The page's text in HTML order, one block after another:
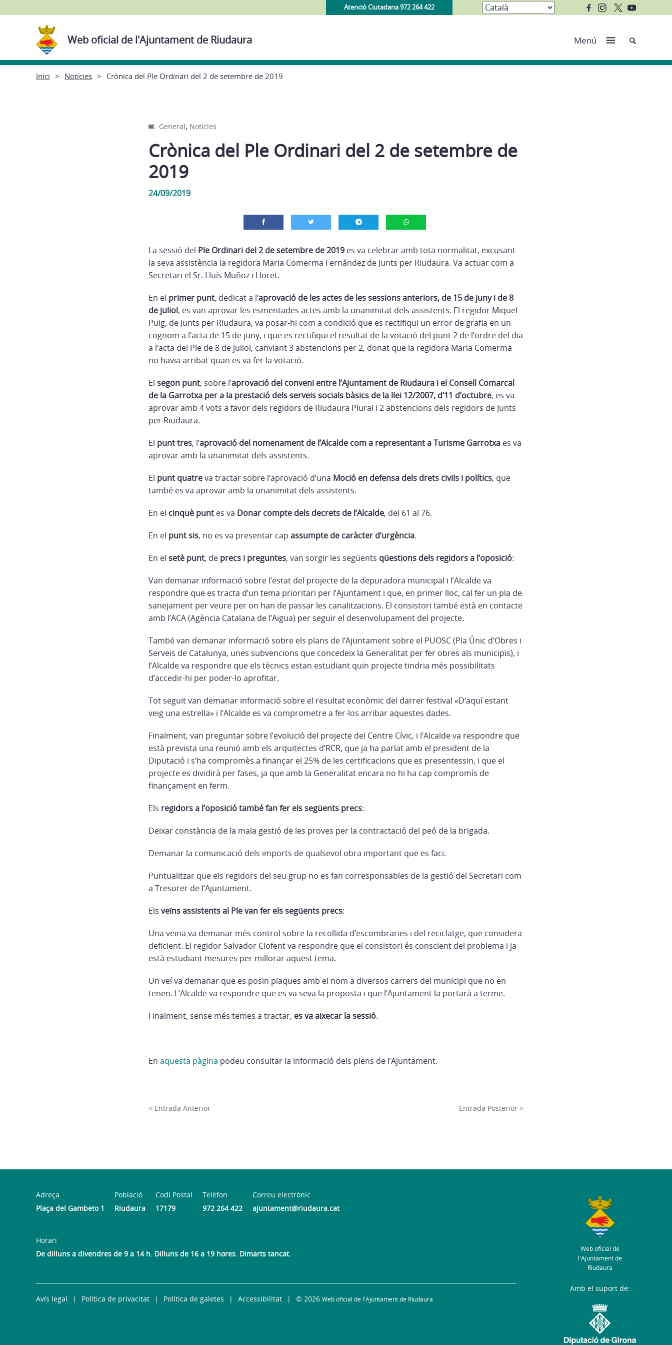
Atenció Ciutadana 972 264 422
Web oficial de l'Ajuntament de Riudaura Menú Cerca
Inici Notícies Crònica del Ple Ordinari del 2 de setembre de 2019
General, Notícies
Crònica del Ple Ordinari del 2 de setembre de
2019
24/09/2019
La sessió del Ple Ordinari del 2 de setembre de 2019 es va celebrar amb tota normalitat, excusant
la seva assistència la regidora Maria Comerma Fernández de Junts per Riudaura. Va actuar com a
Secretari el Sr. Lluís Muñoz i Lloret.
En el primer punt, dedicat a l’aprovació de les actes de les sessions anteriors, de 15 de juny i de 8
de juliol, es van aprovar les esmentades actes amb la unanimitat dels assistents. El regidor Miquel
Puig, de Junts per Riudaura, va posar-hi com a condició que es rectifiqui un error de grafia en un
cognom a l’acta de 15 de juny, i que es rectifiqui el resultat de la votació del punt 2 de l’ordre del dia
a l’acta del Ple de 8 de juliol, canviant 3 abstencions per 2, donat que la regidora Maria Comerma
no havia arribat quan es va fer la votació.
El segon punt, sobre l’aprovació del conveni entre l’Ajuntament de Riudaura i el Consell Comarcal
de la Garrotxa per a la prestació dels serveis socials bàsics de la llei 12/2007, d’11 d’octubre, es va
aprovar amb 4 vots a favor dels regidors de Riudaura Plural i 2 abstencions dels regidors de Junts
per Riudaura.
El punt tres, l’aprovació del nomenament de l’Alcalde com a representant a Turisme Garrotxa es va
aprovar amb la unanimitat dels assistents.
El punt quatreva tractar sobre l’aprovació d’una Moció en defensa dels drets civils i polítics, que
també es va aprovar amb la unanimitat dels assistents.
En el cinquè punt es va Donar compte dels decrets de l’Alcalde, del 61 al 76.
En el punt sis, no es va presentar cap assumpte de caràcter d’urgència.
En el setè punt, de precs i preguntes, van sorgir les següents qüestions dels regidors a l’oposició:
Van demanar informació sobre l’estat del projecte de la depuradora municipal i l’Alcalde va
respondre que es tracta d’un tema prioritari per l’Ajuntament i que, en primer lloc, cal fer un pla de
sanejament per veure per on han de passar les canalitzacions. El consistori també està en contacte
amb l’ACA (Agència Catalana de l’Aigua) per seguir el desenvolupament del projecte.
També van demanar informació sobre els plans de l’Ajuntament sobre el PUOSC (Pla Únic d’Obres i
Serveis de Catalunya, unes subvencions que concedeix la Generalitat per fer obres als municipis), i
l’Alcalde va respondre que els tècnics estan estudiant quin projecte tindria més possibilitats
d’accedir-hi per poder-lo aprofitar.
Tot seguit van demanar informació sobre el resultat econòmic del darrer festival «D’aquí estant
veig una estrella» i l’Alcalde es va comprometre a fer-los arribar aquestes dades.
Finalment, van preguntar sobre l’evolució del projecte del Centre Cívic, i l’Alcalde va respondre que
està prevista una reunió amb els arquitectes d’RCR, que ja ha parlat amb el president de la
Diputació i s’ha compromès a finançar el 25% de les certificacions que es presentessin, i que el
projecte es dividirà per fases, ja que amb la Generalitat encara no hi ha cap compromís de
finançament en ferm.
Els regidors a l’oposició també fan fer els següents precs:
Deixar constància de la mala gestió de les proves per la contractació del peó de la brigada.
Demanar la comunicació dels imports de qualsevol obra important que es faci.
Puntualitzar que els regidors del seu grup no es fan corresponsables de la gestió del Secretari com
a Tresorer de l’Ajuntament.
Els veïns assistents al Ple van fer els següents precs:
Una veïna va demanar més control sobre la recollida d’escombraries i del reciclatge, que considera
deficient. El regidor Salvador Clofent va respondre que el consistori és conscient del problema i ja
està estudiant mesures per millorar aquest tema.
Un veí va demanar que es posin plaques amb el nom a diversos carrers del municipi que no en
tenen. L’Alcalde va respondre que es va seva la proposta i que l’Ajuntament la portarà a terme.
Finalment, sense més temes a tractar, es va aixecar la sessió.
En aquesta pàgina podeu consultar la informació dels plens de l’Ajuntament.
< Entrada Anterior Entrada Posterior >
Adreça
Plaça del Gambeto 1
Població
Riudaura
Codi Postal
17179
Telèfon
972 264 422
Correu electrònic
ajuntament@riudaura.cat
Horari
De dilluns a divendres de 9 a 14 h. Dilluns de 16 a 19 hores. Dimarts tancat.
Web oficial de
l'Ajuntament de
Riudaura
Avís legal Política de privacitat Política de galetes Accessibilitat © 2026 Web oficial de l'Ajuntament de Riudaura
Amb el suport de: